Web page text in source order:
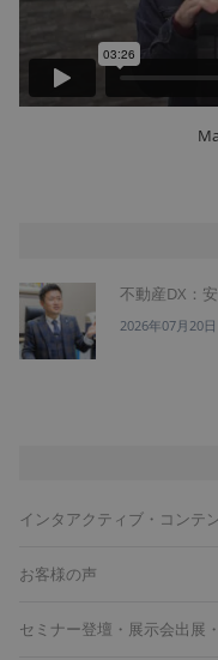
不動産DX：
2026年07月20日
インタアクティブ・コンテ
お客様の声
セミナー登壇・展示会出展